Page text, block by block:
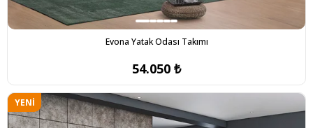
Evona Yatak Odası Takımı
54.050 ₺
YENI
ÜRÜN